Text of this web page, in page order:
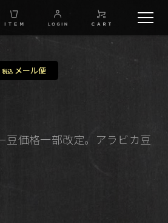
税込メール便
豆価格一部改定。アラビカ豆